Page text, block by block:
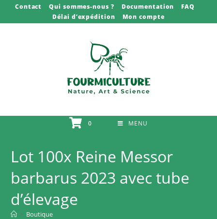
Contact Qui sommes-nous ? Documentation
FAQ
Délai d’expédition
Mon compte
0 MENU
Lot 100x Reine Messor
barbarus 2023 avec tube
d’élevage
> Boutique